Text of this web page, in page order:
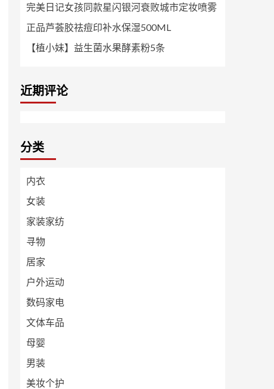
完美日记女孩同款星闪银河衰败城市定妆喷雾
正品芦荟胶祛痘印补水保湿500ML
【植小妹】益生菌水果酵素粉5条
近期评论
分类
内衣
女装
家装家纺
寻物
居家
户外运动
数码家电
文体车品
母婴
男装
美妆个护